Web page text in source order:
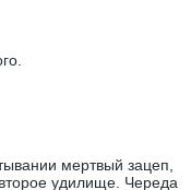
мертвый зацеп,
удилище. Череда